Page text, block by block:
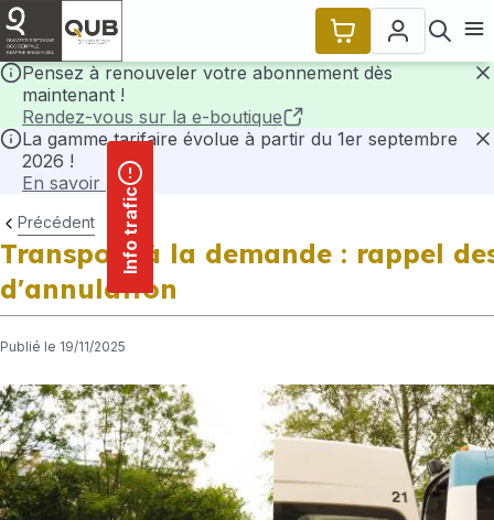
principal
Pensez à renouveler votre abonnement dès
maintenant !
Rendez-vous sur la e-boutique
La gamme tarifaire évolue à partir du 1er septembre
2026 !
En savoir plus
Info trafic
Précédent
Transport à la demande : rappel
d'annulation
Publié le 19/11/2025
Panneau de gestion des cookies